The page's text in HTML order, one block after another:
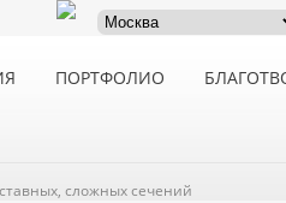
ПОРТФОЛИО
сложных сечений